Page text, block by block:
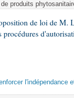
de produits
de loi de M.
procédures
l'indépendance